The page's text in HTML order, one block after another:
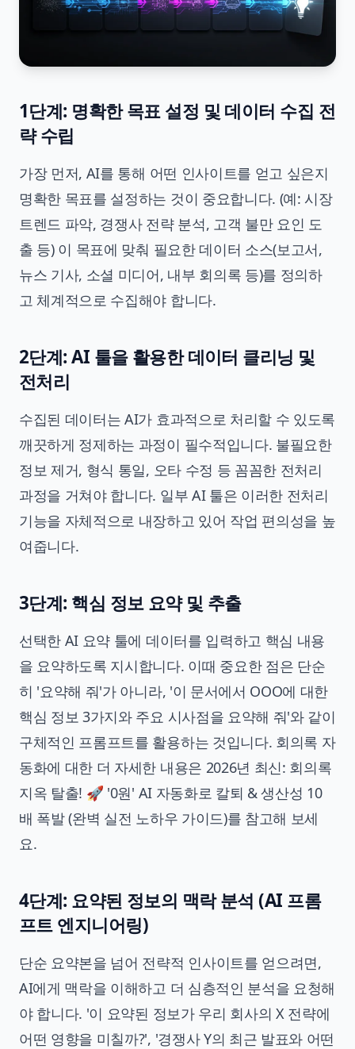
1단계: 명확한 목표 설정 및 데이터 수집 전
략 수립
가장 먼저, AI를 통해 어떤 인사이트를 얻고 싶은지
명확한 목표를 설정하는 것이 중요합니다. (예: 시장
트렌드 파악, 경쟁사 전략 분석, 고객 불만 요인 도
출 등) 이 목표에 맞춰 필요한 데이터 소스(보고서,
뉴스 기사, 소셜 미디어, 내부 회의록 등)를 정의하
고 체계적으로 수집해야 합니다.
2단계: AI 툴을 활용한 데이터 클리닝 및
전처리
수집된 데이터는 AI가 효과적으로 처리할 수 있도록
깨끗하게 정제하는 과정이 필수적입니다. 불필요한
정보 제거, 형식 통일, 오타 수정 등 꼼꼼한 전처리
과정을 거쳐야 합니다. 일부 AI 툴은 이러한 전처리
기능을 자체적으로 내장하고 있어 작업 편의성을 높
여줍니다.
3단계: 핵심 정보 요약 및 추출
선택한 AI 요약 툴에 데이터를 입력하고 핵심 내용
을 요약하도록 지시합니다. 이때 중요한 점은 단순
히 '요약해 줘'가 아니라, '이 문서에서 OOO에 대한
핵심 정보 3가지와 주요 시사점을 요약해 줘'와 같이
구체적인 프롬프트를 활용하는 것입니다. 회의록 자
동화에 대한 더 자세한 내용은 2026년 최신: 회의록
지옥 탈출! 🚀 '0원' AI 자동화로 칼퇴 & 생산성 10
배 폭발 (완벽 실전 노하우 가이드)를 참고해 보세
요.
4단계: 요약된 정보의 맥락 분석 (AI 프롬
프트 엔지니어링)
단순 요약본을 넘어 전략적 인사이트를 얻으려면,
AI에게 맥락을 이해하고 더 심층적인 분석을 요청해
야 합니다. '이 요약된 정보가 우리 회사의 X 전략에
어떤 영향을 미칠까?', '경쟁사 Y의 최근 발표와 어떤